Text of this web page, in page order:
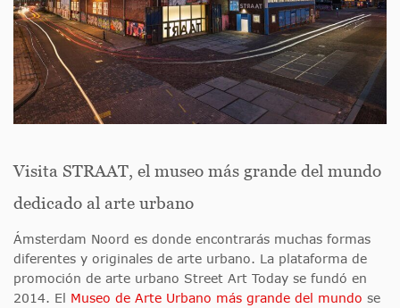
Visita STRAAT, el museo más grande del mundo
dedicado al arte urbano
Ámsterdam Noord es donde encontrarás muchas formas
diferentes y originales de arte urbano. La plataforma de
promoción de arte urbano Street Art Today se fundó en
2014. El Museo de Arte Urbano más grande del mundo se